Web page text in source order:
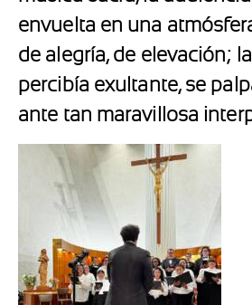
envuelta en una
de alegría, de elevación;
percibía exultante, se
ante tan maravillosa